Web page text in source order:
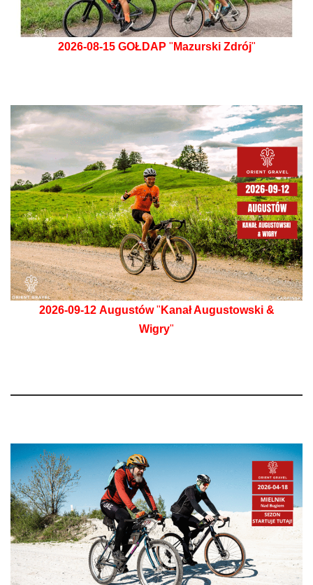
2026-08-15 GOŁDAP " Mazurski Zdrój"
2026-09-12 Augustów" Kanał Augustowski &
Wigry"